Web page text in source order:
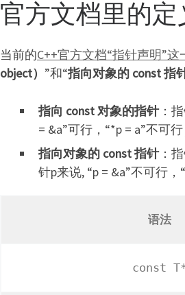
官方文档里的定
当前的C++官方文档“指针声明”
object） ”和“指向对象的 const 指
指向 const 对象的指针：
= &a”可行，“*p = a”不可行
指向对象的 const 指针：
针p来说, “p = &a”不可行，
语法
const